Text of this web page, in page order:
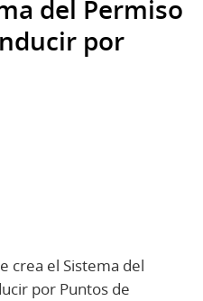
del Permiso
por
crea el Sistema del
por Puntos de